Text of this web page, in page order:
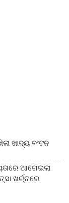
ଖାଦ୍ୟ ବଂଟନ
ଆଗେଇଲା
ଖର୍ଚ୍ଚରେ